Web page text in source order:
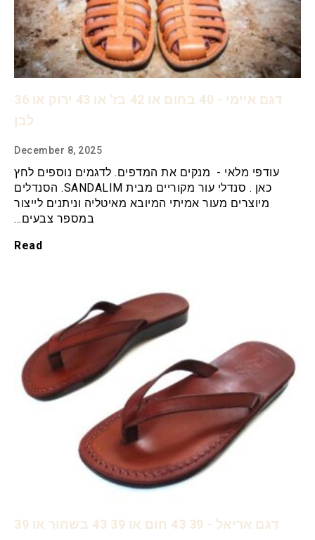
דגם איימי - 40 בחום או 42 בז' או 43 ירוק או 36
לבן
December 8, 2025
עודפי מלאי - מנקים את המדפים. לדגמים נוספים לחץ
כאן . סנדלי עור מקוריים מבית SANDALIM. הסנדלים
מיוצרים מעור אמיתי המיובא מאיטליה וניתנים לייצור
במספר צבעים…
Read
דגם אריאל - 39 43 חום או 39 43 בשחור או 39